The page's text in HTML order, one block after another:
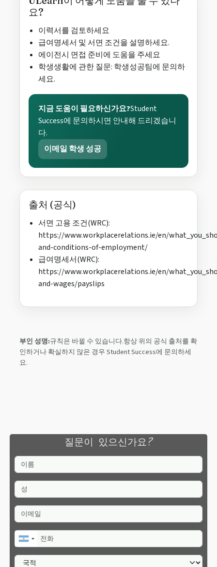
요?
이력서를 검토하세요
급여명세서 및 서면 조건을 설명하세요.
에이전시 면접 준비에 도움을 주세요
학생생활에 관한 질문: 학생성공팀에 문의하
세요.
지금 도움이 필요하신가요?Student
Success에 문의하시면 안내해 드리겠습니
다.
이메일 학생 성공
출처 (공식)
서면 고용 조건(WRC):
https://www.workplacerelations.ie/en/
and-conditions-of-employment/
급여명세서(WRC):
https://www.workplacerelations.ie/en/
and-wages/payslips
부인 성명:규칙은 바뀔 수 있습니다.항상 위의 공식 출처를 확
인하거나 확실하지 않은 경우 Student Success에 문의하세
요.
질문이 있으신가요?
이름
성
이메일
전화
국적